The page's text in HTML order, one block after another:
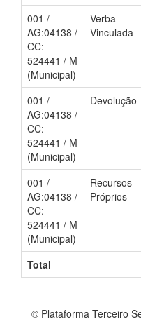
001 /
AG:04138 /
CC:
524441 / M
(Municipal)
Verba
Vinculada
001 /
AG:04138 /
CC:
524441 / M
(Municipal)
Devolução
001 /
AG:04138 /
CC:
524441 / M
(Municipal)
Recursos
Próprios
Total
© Plataforma Terceiro